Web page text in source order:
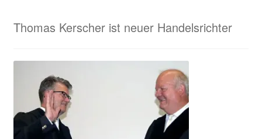
Thomas Kerscher ist neuer Handelsrichter